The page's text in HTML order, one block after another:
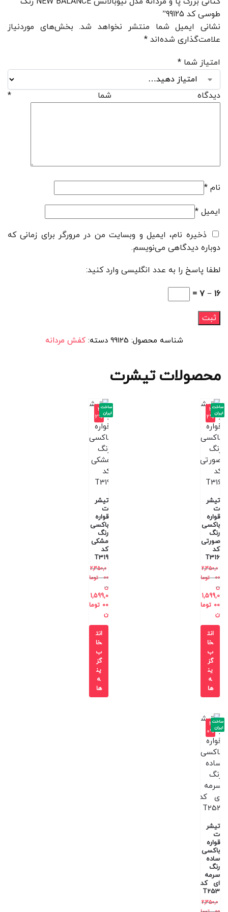
طوسی کد 99125”
نشانی ایمیل شما منتشر نخواهد شد. بخش‌های موردنیاز
علامت‌گذاری شده‌اند *
امتیاز شما *
دیدگاه شما *
نام *
ایمیل *
ذخیره نام، ایمیل و وبسایت من در مرورگر برای زمانی که
دوباره دیدگاهی می‌نویسم.
لطفا پاسخ را به عدد انگلیسی وارد کنید:
16 − 7 =
شناسه محصول: 99125 دسته:کفش مردانه
محصولات تیشرت
-3
2%
تیشر
ت
قواره
باکسی
رنگ
صورتی
کد
T316
2,350,0
00
توما
ن
1,599,0
00 توما
ن
ساخت
ایران
انت
خا
ب
گز
ین
ه
ها
-3
2%
تیشر
ت
قواره
باکسی
رنگ
مشکی
کد
T319
2,350,0
00
توما
ن
1,599,0
00 توما
ن
ساخت
ایران
انت
خا
ب
گز
ین
ه
ها
-4
0%
تیشر
ت
قواره
باکسی
ساده
رنگ
سرمه
ای کد
T253
2,350,0
ساخت
ایران